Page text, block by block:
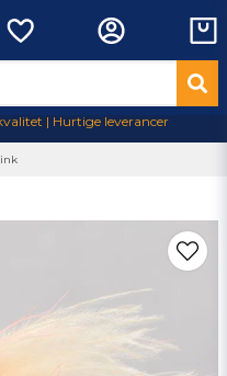
| Hurtige leverancer